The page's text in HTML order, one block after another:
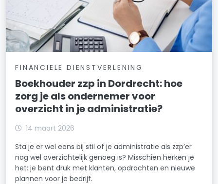
FINANCIELE DIENSTVERLENING
Boekhouder zzp in Dordrecht: hoe
zorg je als ondernemer voor
overzicht in je administratie?
14 maart 2026
Sta je er wel eens bij stil of je administratie als zzp’er
nog wel overzichtelijk genoeg is? Misschien herken je
het: je bent druk met klanten, opdrachten en nieuwe
plannen voor je bedrijf.